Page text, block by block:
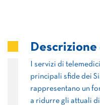
I servizi di
principali sfide dei
rappresentano un
a ridurre gli attuali